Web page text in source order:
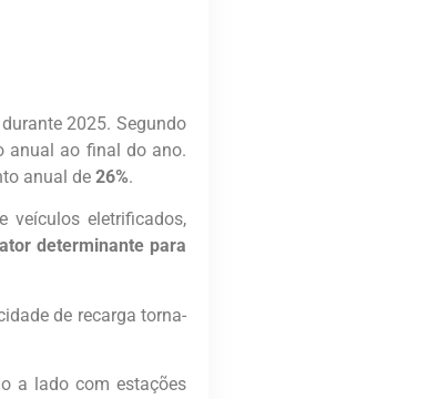
2025. Segundo
anual ao final do ano.
anual de 26%.
veículos eletrificados,
determinante para
de recarga torna-
a lado com estações